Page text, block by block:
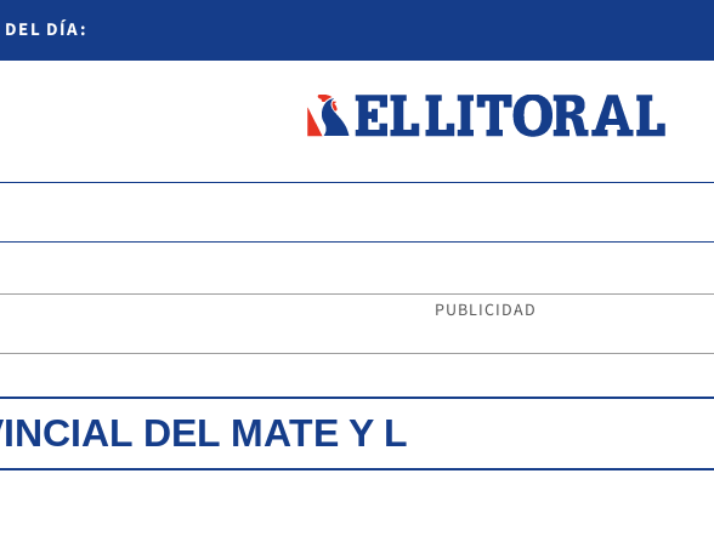
DEL DÍA:
PUBLICIDAD
DEL MATE Y L